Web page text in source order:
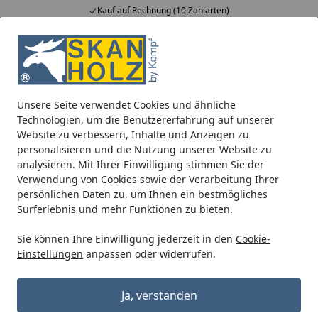
Unsere Seite verwendet Cookies und ähnliche
Technologien, um die Benutzererfahrung auf unserer
Website zu verbessern, Inhalte und Anzeigen zu
personalisieren und die Nutzung unserer Website zu
analysieren. Mit Ihrer Einwilligung stimmen Sie der
Verwendung von Cookies sowie der Verarbeitung Ihrer
persönlichen Daten zu, um Ihnen ein bestmögliches
Surferlebnis und mehr Funktionen zu bieten.
Sie können Ihre Einwilligung jederzeit in den Cookie-
Einstellungen anpassen oder widerrufen.
Ja, verstanden
Kauf auf Rechnung (10 Zahlarten)
Alle Produkte
Mein Konto
Suchen
Startseite
Blockbohlenhäuser Zubehör für Blockbohlenhäuser
Kunststoff Dachrinnenset für Skan
Holz Gartenhaus Milano